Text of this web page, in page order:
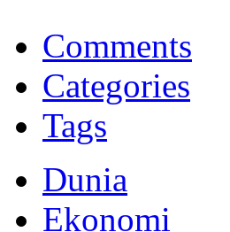
Memberikan yang terbaik sesuai
Comments
Categories
Tags
Dunia
Ekonomi